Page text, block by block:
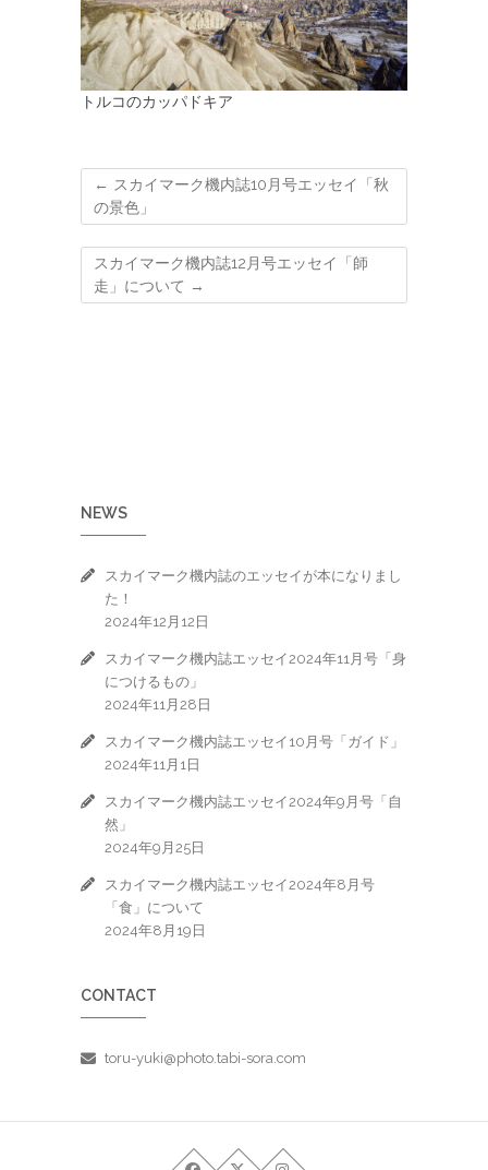
トルコのカッパドキア
← スカイマーク機内誌10月号エッセイ「秋
の景色」
スカイマーク機内誌12月号エッセイ「師
走」について →
NEWS
スカイマーク機内誌のエッセイが本になりまし
た！
2024年12月12日
スカイマーク機内誌エッセイ2024年11月号「身
につけるもの」
2024年11月28日
スカイマーク機内誌エッセイ10月号「ガイド」
2024年11月1日
スカイマーク機内誌エッセイ2024年9月号「自
然」
2024年9月25日
スカイマーク機内誌エッセイ2024年8月号
「食」について
2024年8月19日
CONTACT
toru-yuki@photo.tabi-sora.com